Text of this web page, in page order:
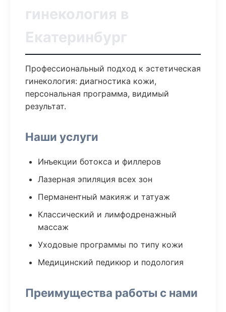
гинекология в
Екатеринбург
Профессиональный подход к эстетическая
гинекология: диагностика кожи,
персональная программа, видимый
результат.
Наши услуги
Инъекции ботокса и филлеров
Лазерная эпиляция всех зон
Перманентный макияж и татуаж
Классический и лимфодренажный
массаж
Уходовые программы по типу кожи
Медицинский педикюр и подология
Преимущества работы с нами